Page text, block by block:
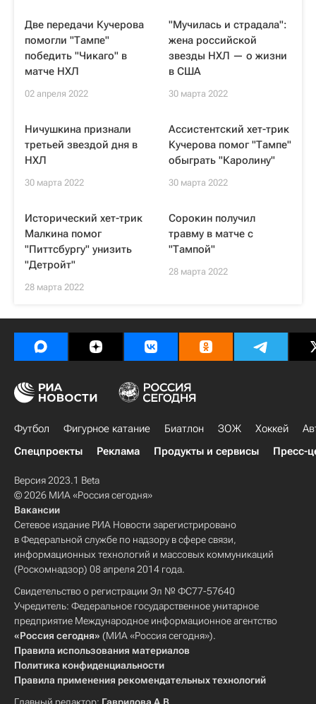
Две передачи Кучерова
помогли "Тампе"
победить "Чикаго" в
матче НХЛ
02 апреля 2022
"Мучилась и страдала":
жена российской
звезды НХЛ — о жизни
в США
30 марта 2022
Ничушкина признали
третьей звездой дня в
НХЛ
30 марта 2022
Ассистентский хет-трик
Кучерова помог "Тампе"
обыграть "Каролину"
30 марта 2022
Исторический хет-трик
Малкина помог
"Питтсбургу" унизить
"Детройт"
28 марта 2022
Сорокин получил
травму в матче с
"Тампой"
28 марта 2022
Футбол Фигурное катание Биатлон ЗОЖ Хоккей
Спецпроекты
Реклама Продукты и сервисы Пресс-
Версия 2023.1 Beta
© 2026 МИА «Россия сегодня»
Вакансии
Сетевое издание РИА Новости зарегистрировано
в Федеральной службе по надзору в сфере связи,
информационных технологий и массовых коммуникаций
(Роскомнадзор) 08 апреля 2014 года.
Свидетельство о регистрации Эл № ФС77-57640
Учредитель: Федеральное государственное унитарное
предприятие Международное информационное агентство
«Россия сегодня» (МИА «Россия сегодня»).
Правила использования материалов
Политика конфиденциальности
Правила применения рекомендательных технологий